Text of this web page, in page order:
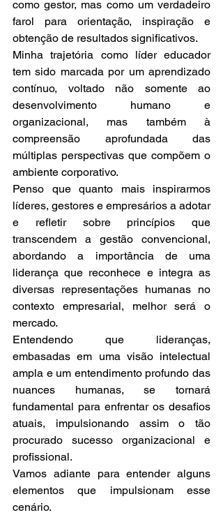
como gestor, mas como um verdadeiro
farol para orientação, inspiração e
obtenção de resultados significativos.
Minha trajetória como líder educador
tem sido marcada por um aprendizado
contínuo, voltado não somente ao
desenvolvimento humano e
organizacional, mas também à
compreensão aprofundada das
múltiplas perspectivas que compõem o
ambiente corporativo.
Penso que quanto mais inspirarmos
líderes, gestores e empresários a adotar
e refletir sobre princípios que
transcendem a gestão convencional,
abordando a importância de uma
liderança que reconhece e integra as
diversas representações humanas no
contexto empresarial, melhor será o
mercado.
Entendendo que lideranças,
embasadas em uma visão intelectual
ampla e um entendimento profundo das
nuances humanas, se tornará
fundamental para enfrentar os desafios
atuais, impulsionando assim o tão
procurado sucesso organizacional e
profissional.
Vamos adiante para entender alguns
elementos que impulsionam esse
cenário.